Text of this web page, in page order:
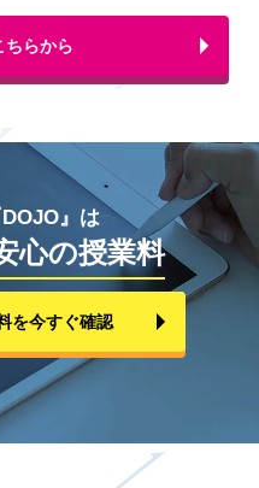
ちらから
』は
心の授業料
を今すぐ確認